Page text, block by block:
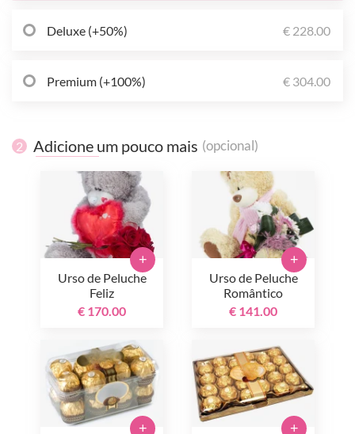
Deluxe (+50%) € 228.00
Premium (+100%) € 304.00
2 Adicione um pouco mais (opcional)
Urso de Peluche
Feliz
€ 170.00
+
Urso de Peluche
Romântico
€ 141.00
+
+ +